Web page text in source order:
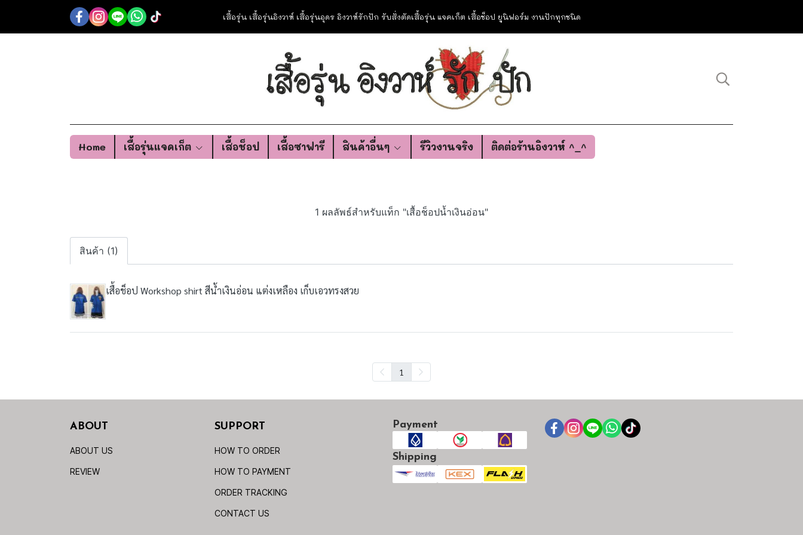
เสื้อรุ่น เสื้อรุ่นอิงวาห์ เสื้อรุ่นอุดร อิงวาห์รักปัก รับสั่งตัดเสื้อรุ่น แจคเก็ต เสื้อช็อป ยูนิฟอร์ม งานปักทุกชนิด
Home เสื้อรุ่นแจคเก็ต เสื้อช็อป เสื้อซาฟารี สินค้าอื่นๆ รีวิวงานจริง ติดต่อร้านอิงวาห์ ^_^
1 ผลลัพธ์สำหรับแท็ก "เสื้อช็อปน้ำเงินอ่อน"
สินค้า (1)
เสื้อช็อป Workshop shirt สีน้ำเงินอ่อน แต่งเหลือง เก็บเอวทรงสวย
1
ABOUT
ABOUT US
REVIEW
SUPPORT
HOW TO ORDER
HOW TO PAYMENT
ORDER TRACKING
CONTACT US
Payment
Shipping